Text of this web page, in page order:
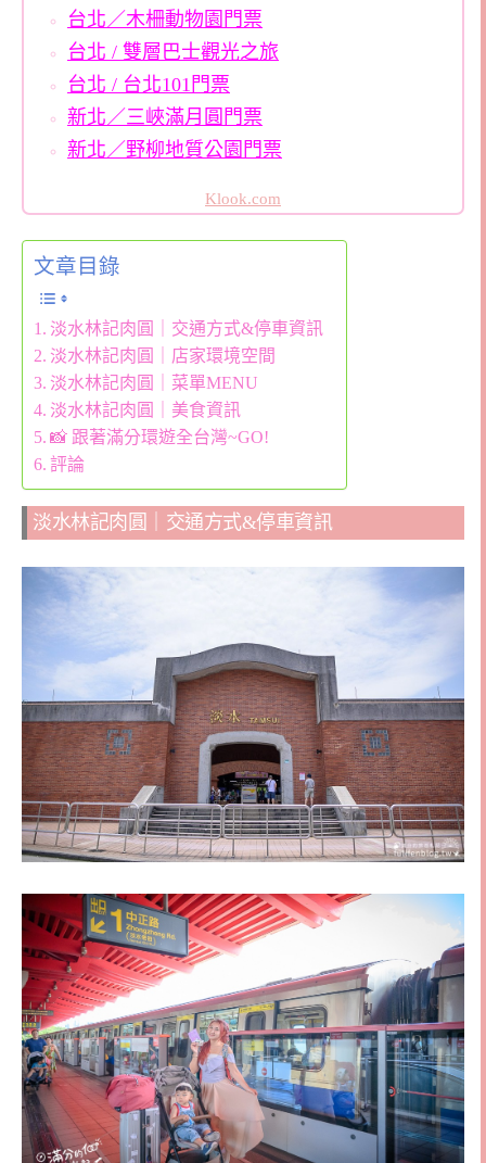
台北／木柵動物園門票
台北 / 雙層巴士觀光之旅
台北 / 台北101門票
新北／三峽滿月圓門票
新北／野柳地質公園門票
Klook.com
文章目錄
淡水林記肉圓｜交通方式&停車資訊
淡水林記肉圓｜店家環境空間
淡水林記肉圓｜菜單MENU
淡水林記肉圓｜美食資訊
📸 跟著滿分環遊全台灣~GO!
評論
淡水林記肉圓｜交通方式&停車資訊